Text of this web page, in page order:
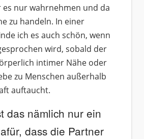
es nur wahrnehmen und da
zu handeln. In einer
ich es auch schön, wenn
wird, sobald der
intimer Nähe oder
zu Menschen außerhalb
auftaucht.
das nämlich nur ein
dass die Partner